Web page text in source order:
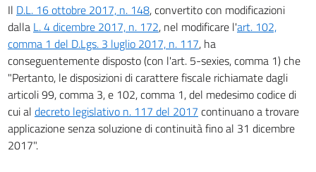
Il D.L. 16 ottobre 2017, n. 148, convertito con modificazioni
dalla L. 4 dicembre 2017, n. 172, nel modificare l'art. 102,
comma 1 del D.Lgs. 3 luglio 2017, n. 117, ha
conseguentemente disposto (con l'art. 5-sexies, comma 1) che
"Pertanto, le disposizioni di carattere fiscale richiamate dagli
articoli 99, comma 3, e 102, comma 1, del medesimo codice di
cui al decreto legislativo n. 117 del 2017 continuano a trovare
applicazione senza soluzione di continuità fino al 31 dicembre
2017".